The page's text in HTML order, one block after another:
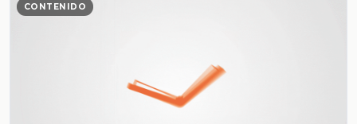
CONTENIDO